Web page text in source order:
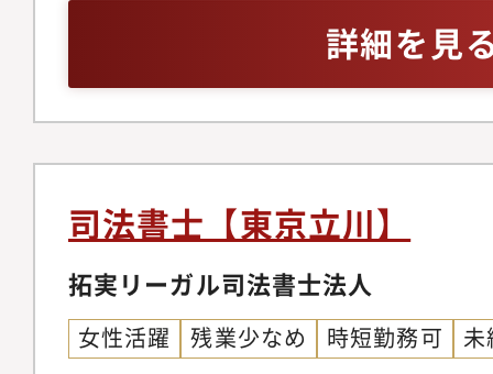
ライアント】上場企
アップ企業、投資銀
事務所など【その他
行しますが、一定の
チームリーダーとし
品質のコントロール
ライアントとの折衝
活躍をお願いしてい
チームマネジメント
上に連動した歩合制
詳細を見
司法書士【東京立川】
拓実リーガル司法書士法人
女性活躍 残業少なめ 時短勤務可